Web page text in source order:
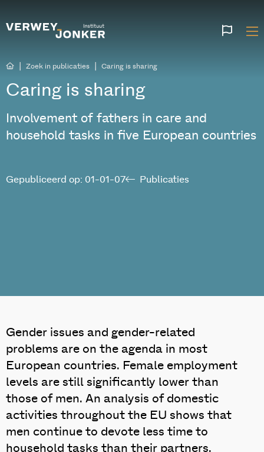
Zoek in publicaties Caring is sharing
Caring is sharing
Involvement of fathers in care and
household tasks in five European countries
Publicaties
Gepubliceerd op: 01-01-07
Gender issues and gender-related
problems are on the agenda in most
European countries. Female employment
levels are still significantly lower than
those of men. An analysis of domestic
activities throughout the EU shows that
men continue to devote less time to
household tasks than their partners.